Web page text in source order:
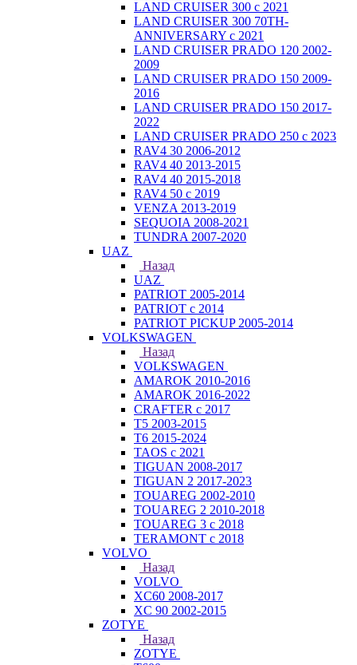
LAND CRUISER 300 с 2021
LAND CRUISER 300 70TH-
ANNIVERSARY с 2021
LAND CRUISER PRADO 120 2002-
2009
LAND CRUISER PRADO 150 2009-
2016
LAND CRUISER PRADO 150 2017-
2022
LAND CRUISER PRADO 250 с 2023
RAV4 30 2006-2012
RAV4 40 2013-2015
RAV4 40 2015-2018
RAV4 50 с 2019
VENZA 2013-2019
SEQUOIA 2008-2021
TUNDRA 2007-2020
UAZ
Назад
UAZ
PATRIOT 2005-2014
PATRIOT с 2014
PATRIOT PICKUP 2005-2014
VOLKSWAGEN
Назад
VOLKSWAGEN
AMAROK 2010-2016
AMAROK 2016-2022
CRAFTER с 2017
T5 2003-2015
T6 2015-2024
TAOS с 2021
TIGUAN 2008-2017
TIGUAN 2 2017-2023
TOUAREG 2002-2010
TOUAREG 2 2010-2018
TOUAREG 3 с 2018
TERAMONT с 2018
VOLVO
Назад
VOLVO
XC60 2008-2017
XC 90 2002-2015
ZOTYE
Назад
ZOTYE